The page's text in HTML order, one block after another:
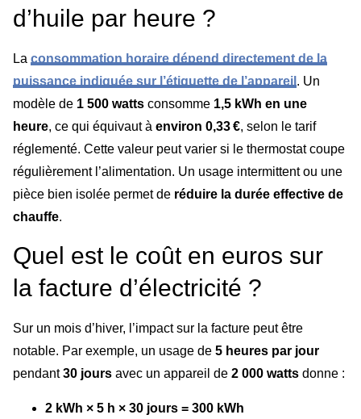
d’huile par heure ?
La consommation horaire dépend directement de la
puissance indiquée sur l’étiquette de l’appareil . Un
modèle de 1 500 watts consomme 1,5 kWh en une
heure, ce qui équivaut à environ 0,33 €, selon le tarif
réglementé. Cette valeur peut varier si le thermostat coupe
régulièrement l’alimentation. Un usage intermittent ou une
pièce bien isolée permet de réduire la durée effective de
chauffe.
Quel est le coût en euros sur
la facture d’électricité ?
Sur un mois d’hiver, l’impact sur la facture peut être
notable. Par exemple, un usage de 5 heures par jour
pendant30 jours avec un appareil de 2 000 watts donne :
2 kWh × 5 h × 30 jours = 300 kWh